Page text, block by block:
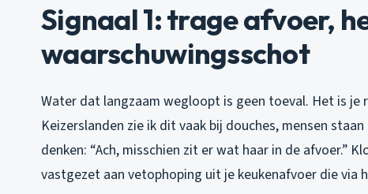
Signaal 1: trage afvoer,
waarschuwingsschot
Water dat langzaam wegloopt is geen toeval. Het is
Keizerslanden zie ik dit vaak bij douches, mensen
denken: “Ach, misschien zit er wat haar in de afvoer.”
vastgezet aan vetophoping uit je keukenafvoer die